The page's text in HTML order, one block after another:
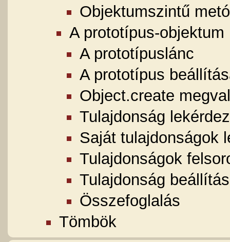
Objektumszintű
A prototípus-objektum
A prototípuslánc
A prototípus
Object.create
Tulajdonság
Saját tulajdonságok
Tulajdonságok
Tulajdonság
Összefoglalás
Tömbök